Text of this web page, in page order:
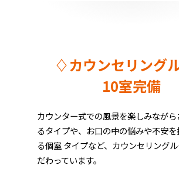
♢カウンセリング
10室完備
カウンター式での風景を楽しみなが
るタイプや、お口の中の悩みや不安
る個室 タイプなど、カウンセリング
だわっています。